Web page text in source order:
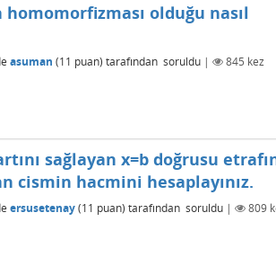
olduğu nasıl
asuman (11 puan) tarafından soruldu | 845 kez
sağlayan x=b doğrusu
cismin hacmini hesaplayınız.
ersusetenay(11 puan) tarafından soruldu | 809